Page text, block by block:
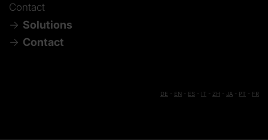
Contact
Solutions
Contact
DE EN ES IT ZH JA PT FR